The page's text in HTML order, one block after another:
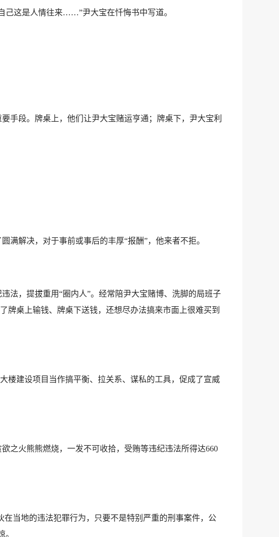
这是人情往来……”尹大宝在忏悔书中写道。
段。牌桌上，他们让尹大宝赌运亨通；牌桌下，尹大宝利
解决，对于事前或事后的丰厚“报酬”，他来者不拒。
，提拔重用“圈内人”。经常陪尹大宝赌博、洗脚的局班子
牌桌上输钱、牌桌下送钱，还想尽办法搞来市面上很难买到
建设项目当作搞平衡、拉关系、谋私的工具，促成了宣威
火熊熊燃烧，一发不可收拾，受贿等违纪违法所得达660
当地的违法犯罪行为，只要不是特别严重的刑事案件，公